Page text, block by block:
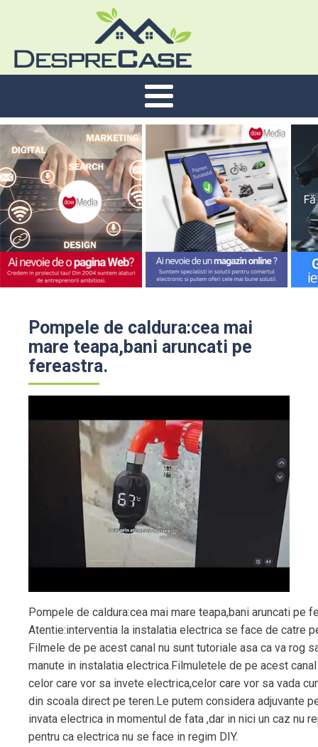
Pompele de caldura:cea mai
mare teapa,bani aruncati pe
fereastra.
Pompele de caldura:cea mai mare teapa,bani aruncati pe
Atentie:interventia la instalatia electrica se face de catre
Filmele de pe acest canal nu sunt tutoriale asa ca va rog
manute in instalatia electrica.Filmuletele de pe acest
celor care vor sa invete electrica,celor care vor sa vada
din scoala direct pe teren.Le putem considera adjuvante
invata electrica in momentul de fata ,dar in nici un caz nu
pentru ca electrica nu se face in regim DIY.